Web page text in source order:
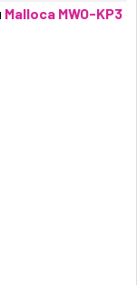
Malloca MWO-KP3